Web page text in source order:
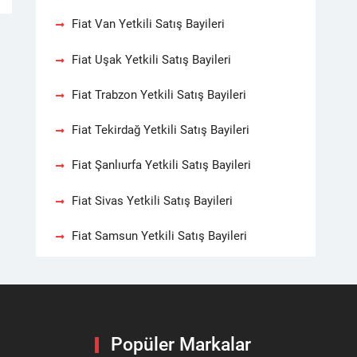
Fiat Van Yetkili Satış Bayileri
Fiat Uşak Yetkili Satış Bayileri
Fiat Trabzon Yetkili Satış Bayileri
Fiat Tekirdağ Yetkili Satış Bayileri
Fiat Şanlıurfa Yetkili Satış Bayileri
Fiat Sivas Yetkili Satış Bayileri
Fiat Samsun Yetkili Satış Bayileri
Popüler Markalar